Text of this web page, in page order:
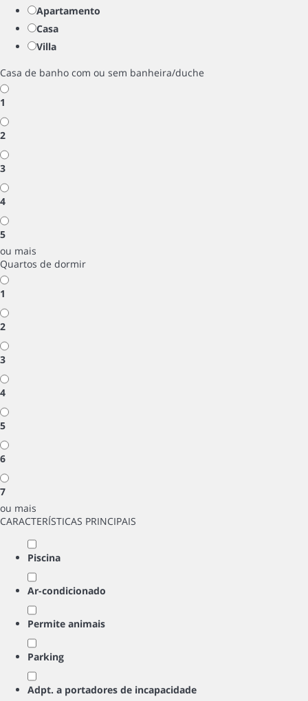
Apartamento
Casa
Villa
Casa de banho com ou sem banheira/duche
1
2
3
4
5
ou mais
Quartos de dormir
1
2
3
4
5
6
7
ou mais
CARACTERÍSTICAS PRINCIPAIS
Piscina
Ar-condicionado
Permite animais
Parking
Adpt. a portadores de incapacidade